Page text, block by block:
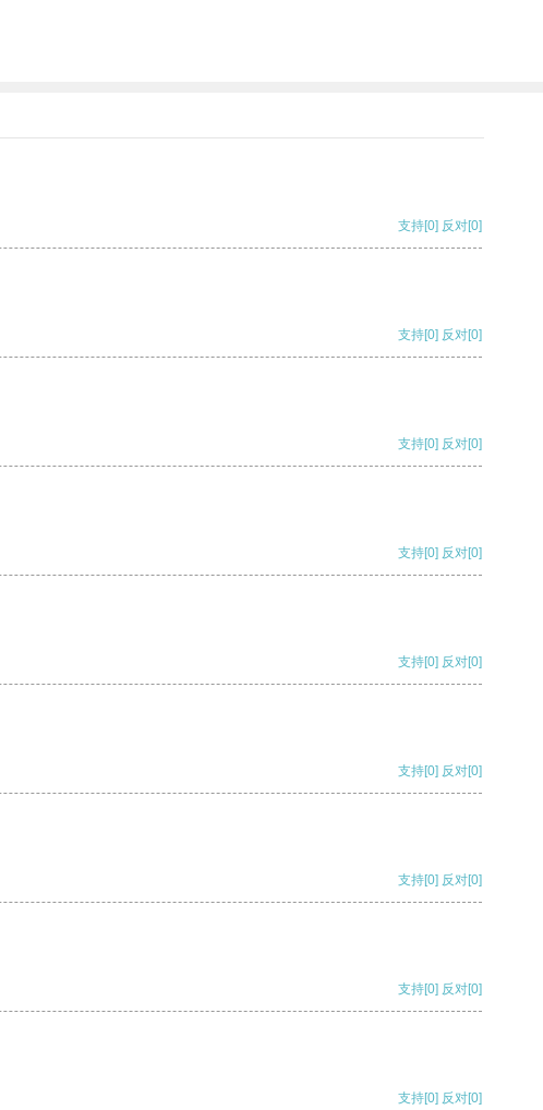
支持[0] 反对[0]
支持[0] 反对[0]
支持[0] 反对[0]
支持[0] 反对[0]
支持[0] 反对[0]
支持[0] 反对[0]
支持[0] 反对[0]
支持[0] 反对[0]
支持[0] 反对[0]